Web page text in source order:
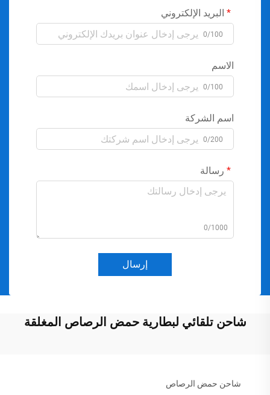
البريد الإلكتروني
0/100
الاسم
0/100
اسم الشركة
0/200
رسالة
0/1000
إرسال
شاحن تلقائي لبطارية حمض الرصاص المغلقة
شاحن حمض الرصاص